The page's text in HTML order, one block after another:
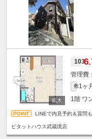
103
敷1ヶ
1階 ワ
LINEで内見予約＆質問
ピタットハウス武蔵境店